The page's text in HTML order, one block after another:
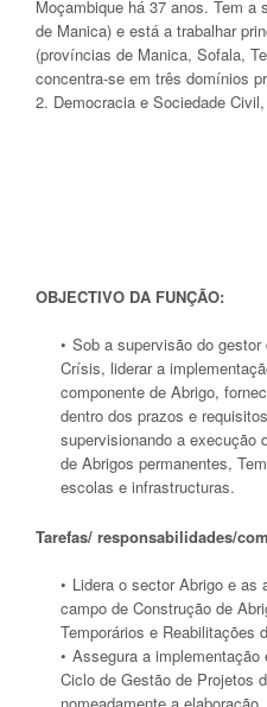
Moçambique há 37 anos. Tem
de Manica) e está a trabalhar
(províncias de Manica, Sofala,
concentra-se em três domínios
2. Democracia e Sociedade
OBJECTIVO DA FUNÇÃO:
Sob a supervisão do
Crísis, liderar a
componente de Abrigo,
dentro dos prazos e
supervisionando a execução
de Abrigos permanentes,
escolas e infrastructuras.
Tarefas/ responsabilidades/
Lidera o sector Abrigo e as
campo de Construção de
Temporários e Reabilitações
Assegura a
Ciclo de Gestão de Projetos
nomeadamente a